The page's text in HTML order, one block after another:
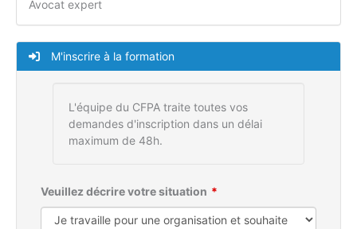
Avocat expert
M'inscrire à la formation
L'équipe du CFPA traite toutes vos
demandes d'inscription dans un délai
maximum de 48h.
Veuillez décrire votre situation